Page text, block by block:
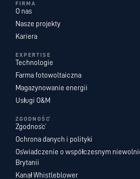
FIRMA
O nas
Nasze projekty
Kariera
EXPERTISE
Technologie
Farma fotowoltaiczna
Magazynowanie energii
Usługi O&M
ZGODNOŚĆ
Zgodność
Ochrona danych i polityki
Oświadczenie o współczesnym
Brytanii
Kanał Whistleblower